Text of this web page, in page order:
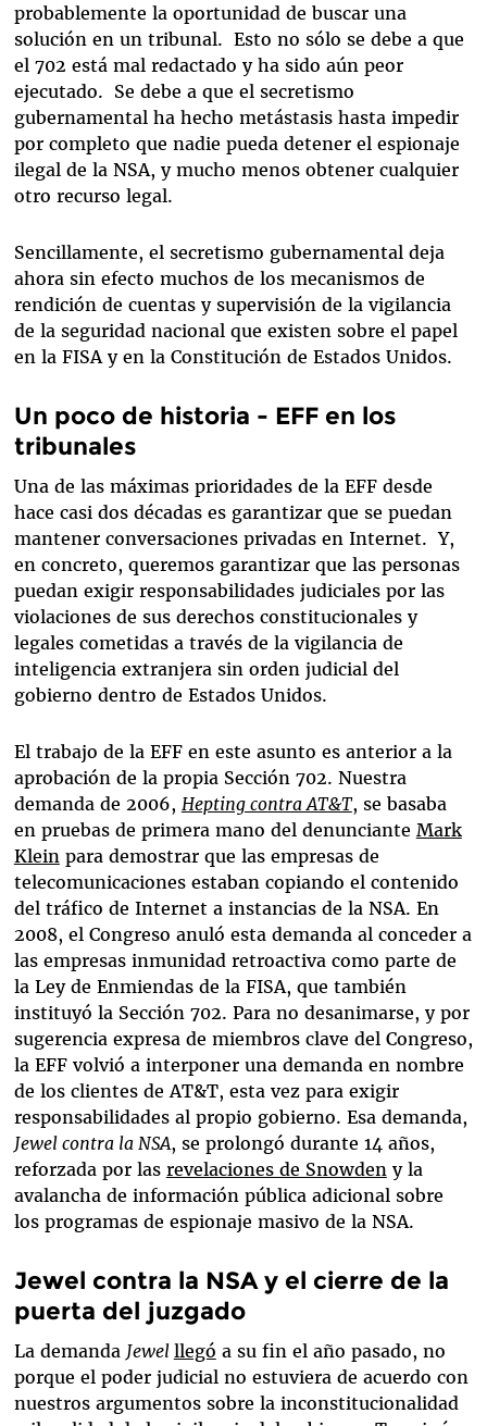
probablemente la oportunidad de buscar una
solución en un tribunal. Esto no sólo se debe a que
el 702 está mal redactado y ha sido aún peor
ejecutado. Se debe a que el secretismo
gubernamental ha hecho metástasis hasta impedir
por completo que nadie pueda detener el espionaje
ilegal de la NSA, y mucho menos obtener cualquier
otro recurso legal.
Sencillamente, el secretismo gubernamental deja
ahora sin efecto muchos de los mecanismos de
rendición de cuentas y supervisión de la vigilancia
de la seguridad nacional que existen sobre el papel
en la FISA y en la Constitución de Estados Unidos.
Un poco de historia - EFF en los
tribunales
Una de las máximas prioridades de la EFF desde
hace casi dos décadas es garantizar que se puedan
mantener conversaciones privadas en Internet. Y,
en concreto, queremos garantizar que las personas
puedan exigir responsabilidades judiciales por las
violaciones de sus derechos constitucionales y
legales cometidas a través de la vigilancia de
inteligencia extranjera sin orden judicial del
gobierno dentro de Estados Unidos.
El trabajo de la EFF en este asunto es anterior a la
aprobación de la propia Sección 702. Nuestra
demanda de 2006, Hepting contra AT&T, se basaba
en pruebas de primera mano del denunciante Mark
Klein para demostrar que las empresas de
telecomunicaciones estaban copiando el contenido
del tráfico de Internet a instancias de la NSA. En
2008, el Congreso anuló esta demanda al conceder a
las empresas inmunidad retroactiva como parte de
la Ley de Enmiendas de la FISA, que también
instituyó la Sección 702. Para no desanimarse, y por
sugerencia expresa de miembros clave del Congreso,
la EFF volvió a interponer una demanda en nombre
de los clientes de AT&T, esta vez para exigir
responsabilidades al propio gobierno. Esa demanda,
Jewel contra la NSA, se prolongó durante 14 años,
reforzada por las revelaciones de Snowden y la
avalancha de información pública adicional sobre
los programas de espionaje masivo de la NSA.
Jewel contra la NSA y el cierre de la
puerta del juzgado
La demanda Jewel llegó a su fin el año pasado, no
porque el poder judicial no estuviera de acuerdo con
nuestros argumentos sobre la inconstitucionalidad